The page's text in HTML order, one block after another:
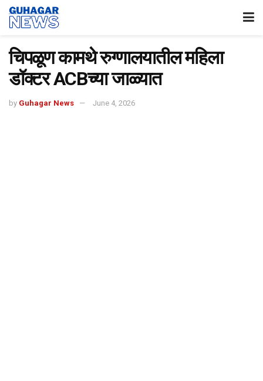
चिपळूण कामथे रुग्णालयातील महिला
डॉक्टर ACBच्या जाळ्यात
by Guhagar News June 4, 2026